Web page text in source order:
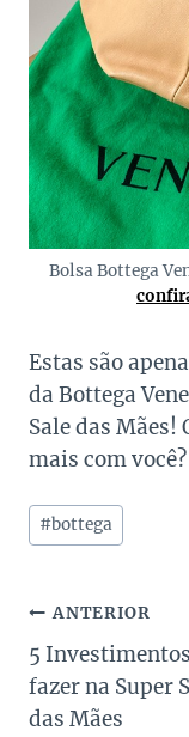
Bolsa Bottega
Estas são
da Bottega
Sale das Mães!
mais com você?
Tags
do
#bottega
Navegação
de
Post
ANTERIOR
5
fazer na Super
das Mães